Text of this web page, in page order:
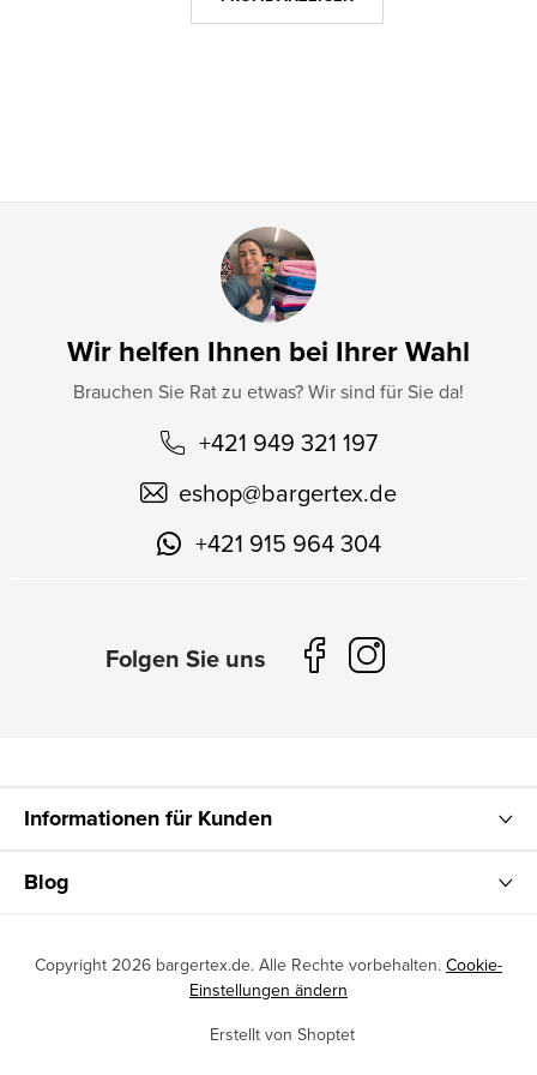
Wir helfen Ihnen bei Ihrer Wahl
Brauchen Sie Rat zu etwas? Wir sind für Sie da!
+421 949 321 197
eshop@bargertex.de
+421 915 964 304
Informationen für Kunden
Blog
Erstellt von Shoptet
Copyright 2026 bargertex.de. Alle Rechte vorbehalten. Cookie-
Einstellungen ändern